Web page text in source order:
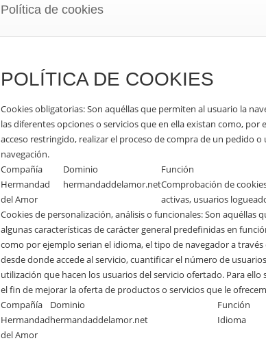
Política de cookies
POLÍTICA DE COOKIES
Cookies obligatorias:Son aquéllas que permiten al usuario la
las diferentes opciones o servicios que en ella existan como,
acceso restringido, realizar el proceso de compra de un pedido
navegación.
Compañía
Dominio Función
Hermandad
del Amor
hermandaddelamor.netComprobación de
activas, usuarios
Cookies de personalización, análisis o funcionales:Son aquéllas
algunas características de carácter general predefinidas en
como por ejemplo serian el idioma, el tipo de navegador a
desde donde accede al servicio, cuantificar el número de
utilización que hacen los usuarios del servicio ofertado. Para
el fin de mejorar la oferta de productos o servicios que le
Compañía
Dominio Función
Hermandad
del Amor
hermandaddelamor.net Idioma